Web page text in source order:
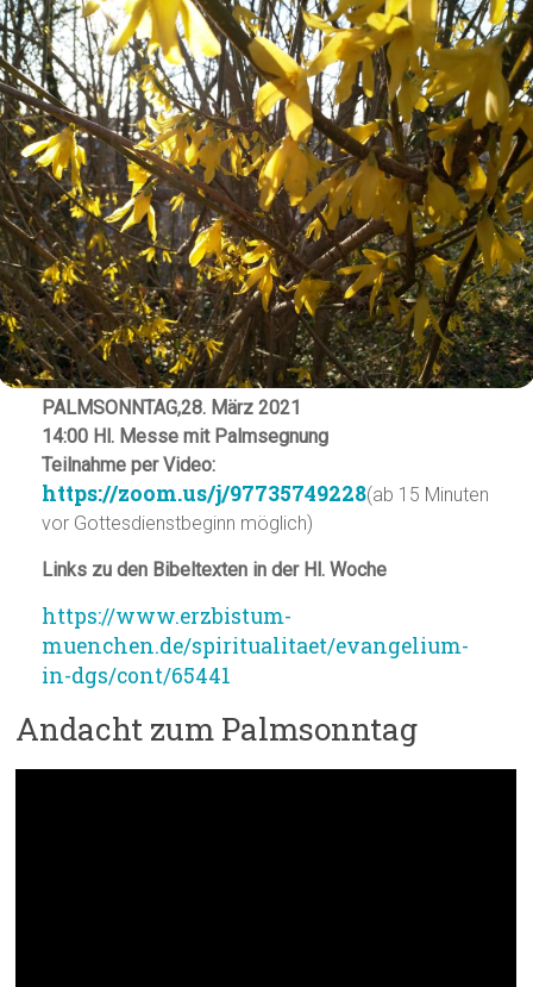
PALMSONNTAG,28. März 2021
14:00 Hl. Messe mit Palmsegnung
Teilnahme per Video:
https://zoom.us/j/97735749228(ab 15 Minuten
vor Gottesdienstbeginn möglich)
Links zu den Bibeltexten in der Hl. Woche
https://www.erzbistum-
muenchen.de/spiritualitaet/evangelium-
in-dgs/cont/65441
Andacht zum Palmsonntag